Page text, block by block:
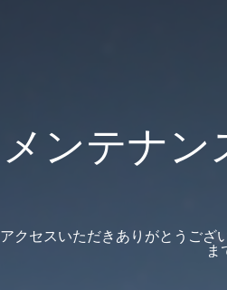
メンテナ
アクセスいただきありがとうござ
ま